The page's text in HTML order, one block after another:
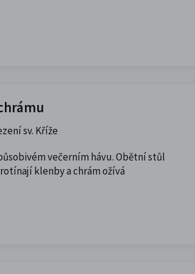
sv. Kříže
večerním hávu. Obětní stůl
klenby a chrám ožívá